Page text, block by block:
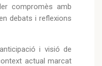
compromès amb
debats i reflexions
i visió de
actual marcat